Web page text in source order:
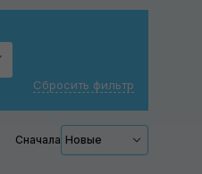
Сбросить фильтр
Сначала Новые